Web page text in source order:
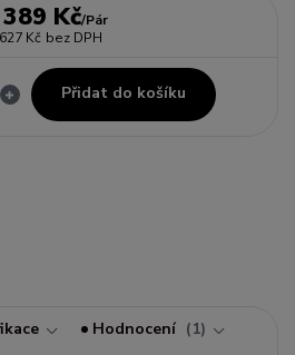
Kč/Pár
Kč bez DPH
Přidat do košíku
Hodnocení
1